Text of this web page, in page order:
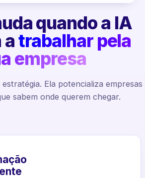
quando a IA
atrabalhar pela
empresa
Ela potencializa empresas
sabem onde querem chegar.